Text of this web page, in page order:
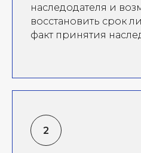
наследодателя и
восстановить срок
факт принятия